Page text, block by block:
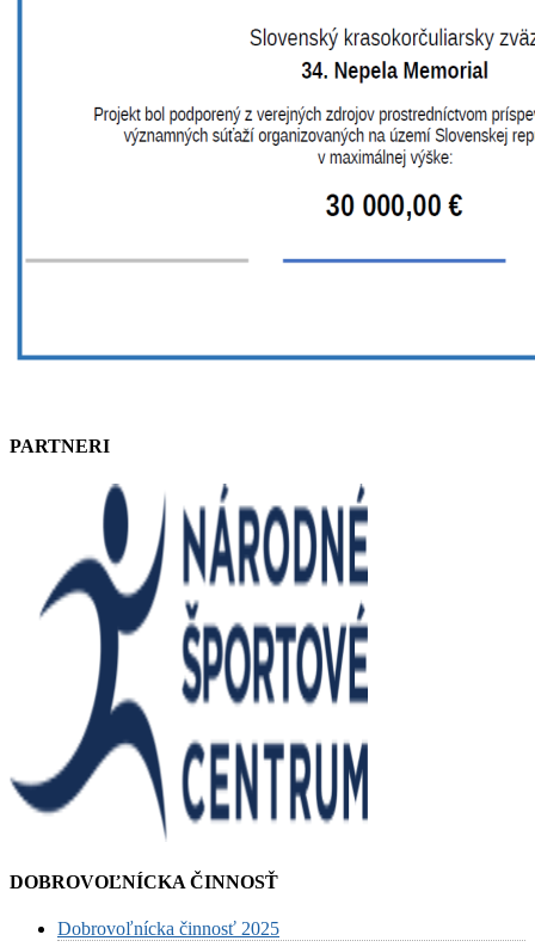
PARTNERI
DOBROVOĽNÍCKA ČINNOSŤ
Dobrovoľnícka činnosť 2025